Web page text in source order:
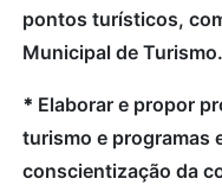
pontos turísticos,
Municipal de Turismo.
* Elaborar e propor
turismo e programas
conscientização da